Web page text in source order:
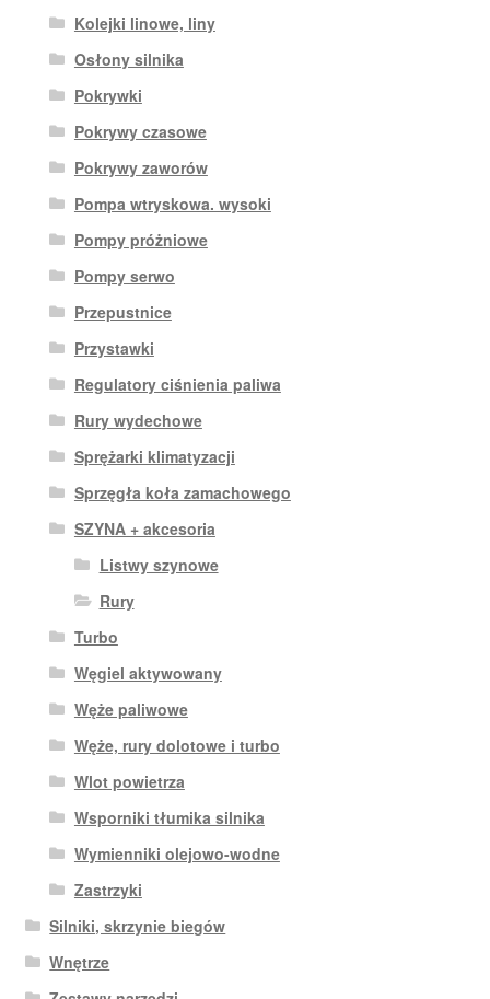
Kolejki linowe, liny
Osłony silnika
Pokrywki
Pokrywy czasowe
Pokrywy zaworów
Pompa wtryskowa. wysoki
Pompy próżniowe
Pompy serwo
Przepustnice
Przystawki
Regulatory ciśnienia paliwa
Rury wydechowe
Sprężarki klimatyzacji
Sprzęgła koła zamachowego
SZYNA + akcesoria
Listwy szynowe
Rury
Turbo
Węgiel aktywowany
Węże paliwowe
Węże, rury dolotowe i turbo
Wlot powietrza
Wsporniki tłumika silnika
Wymienniki olejowo-wodne
Zastrzyki
Silniki, skrzynie biegów
Wnętrze